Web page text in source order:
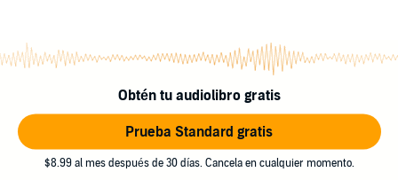
Obtén tu audiolibro gratis
Prueba Standard gratis
$8.99 al mes después de 30 días. Cancela en cualquier momento.